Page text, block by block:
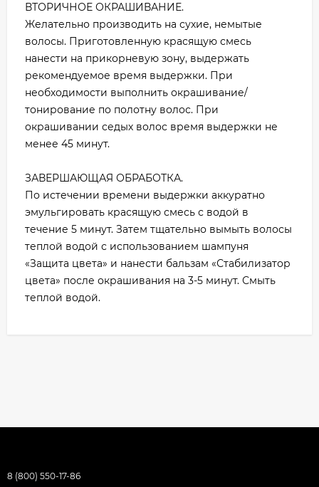
ВТОРИЧНОЕ ОКРАШИВАНИЕ.
Желательно производить на сухие, немытые
волосы. Приготовленную красящую смесь
нанести на прикорневую зону, выдержать
рекомендуемое время выдержки. При
необходимости выполнить окрашивание/
тонирование по полотну волос. При
окрашивании седых волос время выдержки не
менее 45 минут.
ЗАВЕРШАЮЩАЯ ОБРАБОТКА.
По истечении времени выдержки аккуратно
эмульгировать красящую смесь с водой в
течение 5 минут. Затем тщательно вымыть волосы
теплой водой с использованием шампуня
«Защита цвета» и нанести бальзам «Стабилизатор
цвета» после окрашивания на 3-5 минут. Смыть
теплой водой.
8 (800) 550-17-86